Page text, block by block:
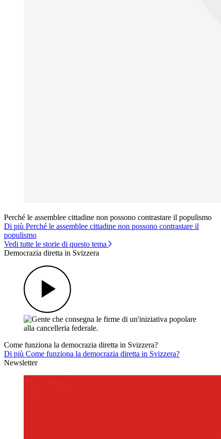
Perché le assemblee cittadine non possono contrastare il populismo
Di più Perché le assemblee cittadine non possono contrastare il
populismo
Vedi tutte le storie di questo tema
Democrazia diretta in Svizzera
Come funziona la democrazia diretta in Svizzera?
Di più Come funziona la democrazia diretta in Svizzera?
Newsletter